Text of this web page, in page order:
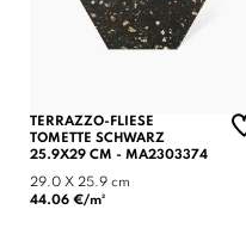
TERRAZZO-FLIESE
TOMETTE SCHWARZ
25.9X29 CM - MA2303374
29.0 X 25.9 cm
44.06 €/m²